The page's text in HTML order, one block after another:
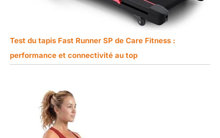
Test du tapis Fast Runner SP de Care Fitness :
performance et connectivité au top